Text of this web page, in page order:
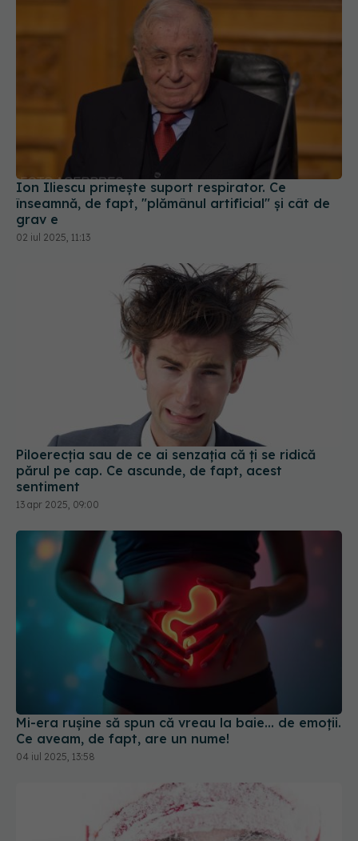
Ion Iliescu primește suport respirator. Ce
înseamnă, de fapt, "plămânul artificial" și cât de
grav e
02 iul 2025, 11:13
Piloerecția sau de ce ai senzația că ți se ridică
părul pe cap. Ce ascunde, de fapt, acest
sentiment
13 apr 2025, 09:00
Mi-era rușine să spun că vreau la baie... de emoții.
Ce aveam, de fapt, are un nume!
04 iul 2025, 13:58